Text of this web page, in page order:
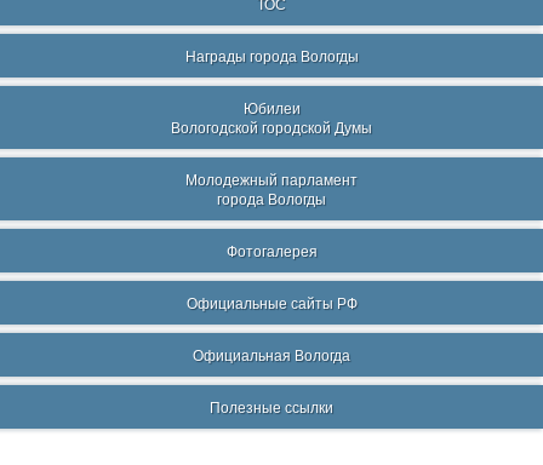
ТОС
Награды города Вологды
Юбилеи
Вологодской городской Думы
Молодежный парламент
города Вологды
Фотогалерея
Официальные сайты РФ
Официальная Вологда
Полезные ссылки